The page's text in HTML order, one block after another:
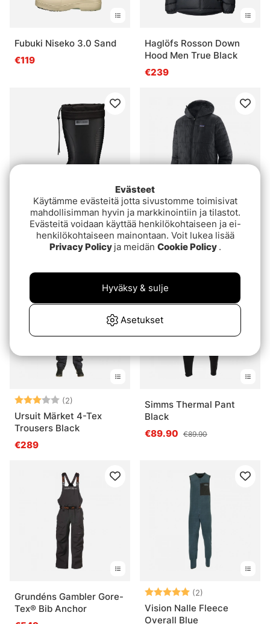
Fubuki Niseko 3.0 Sand
€119
Haglöfs Rosson Down
Hood Men True Black
€239
Arvio: (2) 5.0 5:sta tähdestä
Fubuki Niseko 3.0 Black
Patagonia M's Micro Puff
Hoody BLK
€300
Arvio: (2)
3.0 5:sta tähdestä
Ursuit Märket 4-Tex
Trousers Black
€289
Simms Thermal Pant
Black
€89.90 €89.90
Grundéns Gambler Gore-
Tex® Bib Anchor
Arvio: (2)
Vision Nalle Fleece
Overall Blue
Evästeet
Käytämme evästeitä jotta sivustomme toimisivat
mahdollisimman hyvin ja markkinointiin ja tilastot.
Evästeitä voidaan käyttää henkilökohtaiseen ja ei-
henkilökohtaiseen mainontaan. Voit lukea lisää
Privacy Policy ja meidän Cookie Policy .
Asetukset
Hyväksy & sulje